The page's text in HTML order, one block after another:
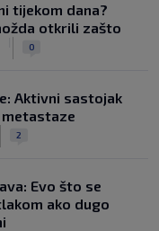
tijekom dana?
otkrili zašto
0
Aktivni sastojak
2
Evo što se
ako dugo